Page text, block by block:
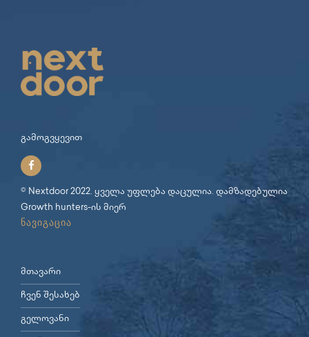
გამოგვყევით
© Nextdoor 2022. ყველა უფლება დაცულია. დამზადებულია
Growth hunters-ის მიერ
ნავიგაცია
მთავარი
ჩვენ შესახებ
გელოვანი